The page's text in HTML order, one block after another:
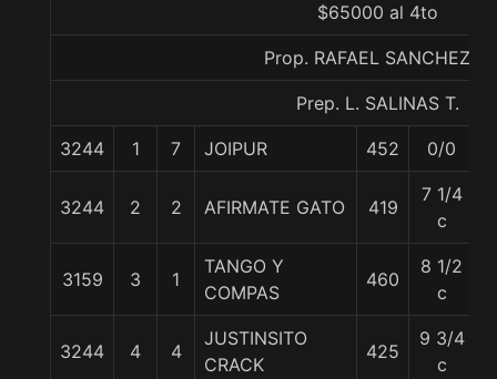
$65000 al 4to
Prop. RAFAEL SANCHEZ A.
Prep. L. SALINAS T.
3244 1 7 JOIPUR 452 0/0
3244 2 2 AFIRMATE GATO 419
7 1/4
c
3159 3 1
TANGO Y
COMPAS
460
8 1/2
c
3244 4 4
JUSTINSITO
CRACK
425
9 3/4
c